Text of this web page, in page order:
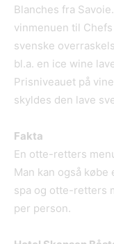
Blanches fra
vinmenuen til
svenske
bl.a. en ice wine
Prisniveauet på
skyldes den lave
Fakta
En otte-retters
Man kan også
spa og otte-retters
per person.